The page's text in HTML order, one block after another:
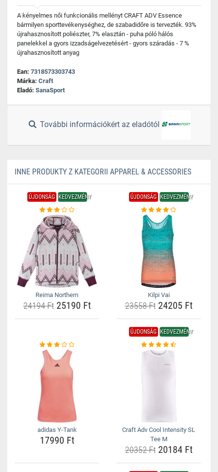
A kényelmes női funkcionális mellényt CRAFT ADV Essence
bármilyen sporttevékenységhez, de szabadidőre is tervezték. 93%
újrahasznosított poliészter, 7% elasztán - puha póló hálós
panelekkel a gyors izzadságelvezetésért - gyors száradás - 7 %
újrahasznosított anyag
Ean: 7318573303743
Márka: Craft
Eladó: SanaSport
További információkért az eladótól
INNE PRODUKTY Z KATEGORII APPAREL & ACCESSORIES
ÚJDONSÁG KEDVEZMÉNY
Reima Northern
24194 Ft25190 Ft
ÚJDONSÁG KEDVEZMÉNY
Kilpi Vai
23558 Ft24205 Ft
adidas Y-Tank
17990 Ft
ÚJDONSÁG KEDVEZMÉNY
Craft Adv Cool Intensity SL
Tee M
20352 Ft20184 Ft